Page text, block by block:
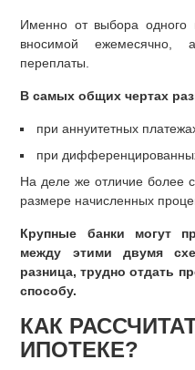
Именно от выбора одного
вносимой ежемесячно,
переплаты.
В самых общих чертах
при аннуитетных
при
На деле же отличие более
размере начисленных
Крупные банки могут
между этими двумя
разница, трудно отдать
способу.
КАК
ИПОТЕКЕ?